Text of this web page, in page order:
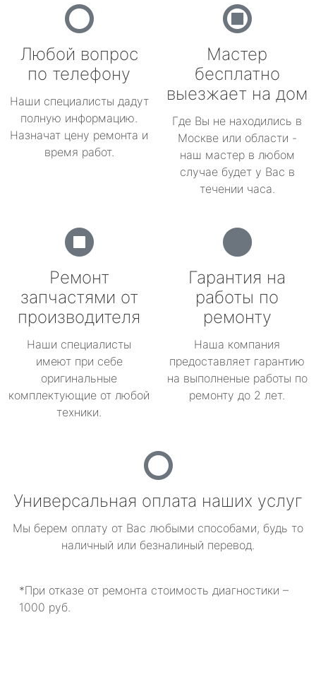
Любой вопрос
по телефону
Наши специалисты дадут
полную информацию.
Назначат цену ремонта и
время работ.
Мастер
бесплатно
выезжает на дом
Где Вы не находились в
Москве или области -
наш мастер в любом
случае будет у Вас в
течении часа.
Ремонт
запчастями от
производителя
Наши специалисты
имеют при себе
оригинальные
комплектующие от любой
техники.
Гарантия на
работы по
ремонту
Наша компания
предоставляет гарантию
на выполненые работы по
ремонту до 2 лет.
Универсальная оплата наших услуг
Мы берем оплату от Вас любыми способами, будь то
наличный или безналиный перевод.
*При отказе от ремонта стоимость диагностики –
1000 руб.